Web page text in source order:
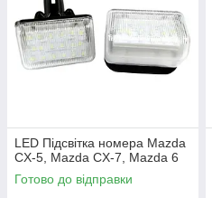
LED Підсвітка номера Mazda
CX-5, Mazda CX-7, Mazda 6
Готово до відправки